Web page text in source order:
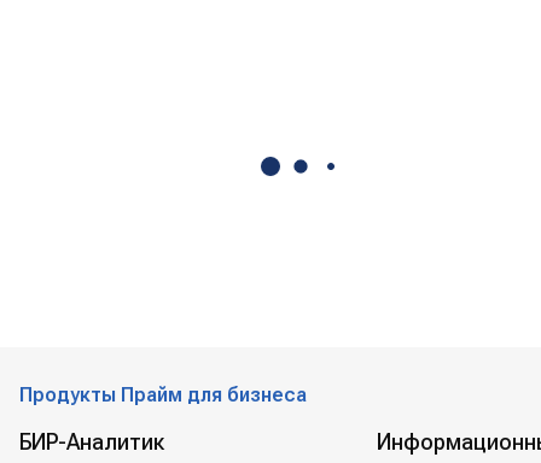
Продукты Прайм для бизнеса
БИР-Аналитик